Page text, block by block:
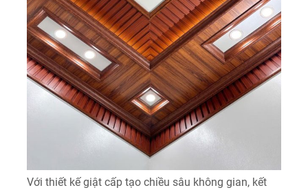
Với thiết kế giật cấp tạo chiều sâu không gian, kết